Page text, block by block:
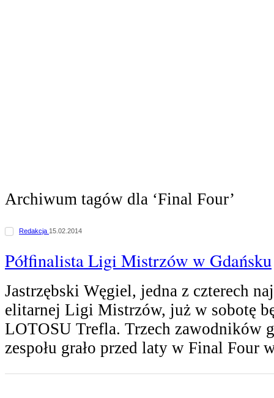
Archiwum tagów dla ‘Final Four’
Redakcja 15.02.2014
Półfinalista Ligi Mistrzów w Gdańsku
Jastrzębski Węgiel, jedna z czterech
elitarnej Ligi Mistrzów, już w sobotę
LOTOSU Trefla. Trzech zawodników
zespołu grało przed laty w Final Four